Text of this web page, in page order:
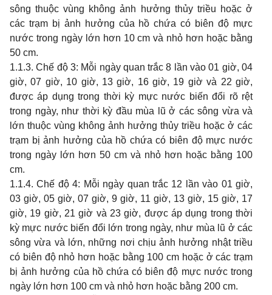
sông thuộc vùng không ảnh hưởng thủy triều hoặc ở
các trạm bị ảnh hưởng của hồ chứa có biên độ mực
nước trong ngày lớn hơn 10 cm và nhỏ hơn hoặc bằng
50 cm.
1.1.3. Chế độ 3: Mỗi ngày quan trắc 8 lần vào 01 giờ, 04
giờ, 07 giờ, 10 giờ, 13 giờ, 16 giờ, 19 giờ và 22 giờ,
được áp dụng trong thời kỳ mực nước biến đổi rõ rệt
trong ngày, như thời kỳ đầu mùa lũ ở các sông vừa và
lớn thuộc vùng không ảnh hưởng thủy triều hoặc ở các
trạm bị ảnh hưởng của hồ chứa có biên độ mực nước
trong ngày lớn hơn 50 cm và nhỏ hơn hoặc bằng 100
cm.
1.1.4. Chế độ 4: Mỗi ngày quan trắc 12 lần vào 01 giờ,
03 giờ, 05 giờ, 07 giờ, 9 giờ, 11 giờ, 13 giờ, 15 giờ, 17
giờ, 19 giờ, 21 giờ và 23 giờ, được áp dụng trong thời
kỳ mực nước biến đổi lớn trong ngày, như mùa lũ ở các
sông vừa và lớn, những nơi chịu ảnh hưởng nhật triều
có biên độ nhỏ hơn hoặc bằng 100 cm hoặc ở các trạm
bị ảnh hưởng của hồ chứa có biên độ mực nước trong
ngày lớn hơn 100 cm và nhỏ hơn hoặc bằng 200 cm.